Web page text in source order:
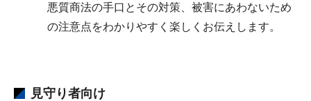
悪質商法の手口とその対策、被害にあわないため
の注意点をわかりやすく楽しくお伝えします。
見守り者向け